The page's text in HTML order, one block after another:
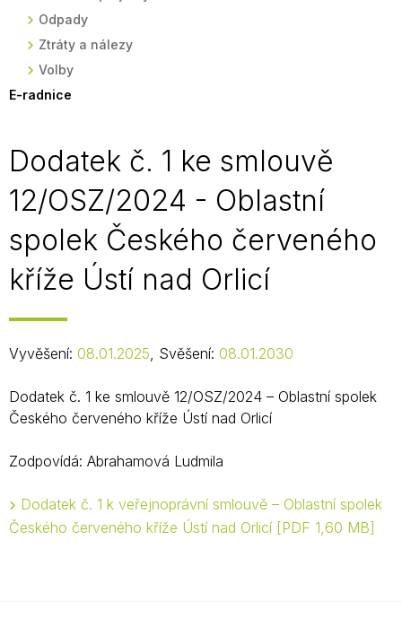
Odpady
Ztráty a nálezy
Volby
E-radnice
Dodatek č. 1 ke smlouvě
12/OSZ/2024 - Oblastní
spolek Českého červeného
kříže Ústí nad Orlicí
Vyvěšení: 08.01.2025, Svěšení: 08.01.2030
Dodatek č. 1 ke smlouvě 12/OSZ/2024 – Oblastní spolek
Českého červeného kříže Ústí nad Orlicí
Zodpovídá: Abrahamová Ludmila
Dodatek č. 1 k veřejnoprávní smlouvě – Oblastní spolek
Českého červeného kříže Ústí nad Orlicí PDF 1,60 MB